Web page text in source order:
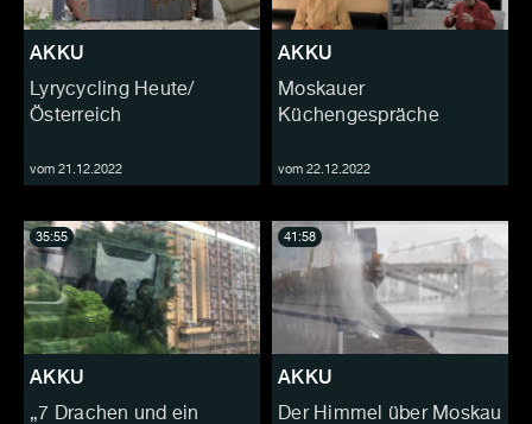
AKKU
Lyrycycling Heute/
Österreich
vom 21.12.2022
AKKU
Moskauer
Küchengespräche
vom 22.12.2022
AKKU
„7 Drachen und ein
35:55
AKKU
Der Himmel über Moskau
41:58